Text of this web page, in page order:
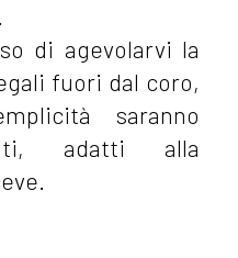
di agevolarvi la
fuori dal coro,
saranno
adatti alla